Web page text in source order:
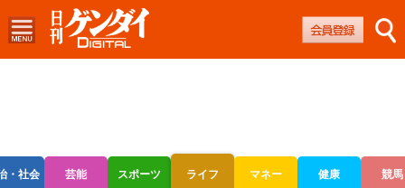
・社会 芸能 スポーツ ライフ マネー 健康 競馬